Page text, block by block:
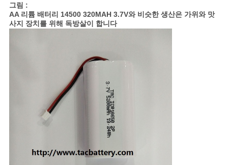
그림 :
AA 리튬 배터리 14500 320MAH 3.7V와 비슷한 생산은 가위와 맛
사지 장치를 위해 독방살이 합니다